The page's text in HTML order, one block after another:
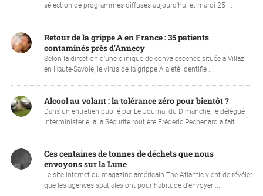
sélection de programmes diffusés aujourd'hui et mardi 25 ...
Retour de la grippe A en France : 35 patients
contaminés près d'Annecy
Selon la direction d'une clinique de convalescence située à Villaz
en Haute-Savoie, le virus de la grippe A a été identifié ...
Alcool au volant : la tolérance zéro pour bientôt ?
Dans un entretien publié par Le Journal du Dimanche, le délégué
interministériel à la Sécurité routière Frédéric Péchenard a fait ...
Ces centaines de tonnes de déchets que nous
envoyons sur la Lune
Le site internet du magazine américain The Atlantic vient de révéler
que les agences spatiales ont pour habitude d'envoyer ...